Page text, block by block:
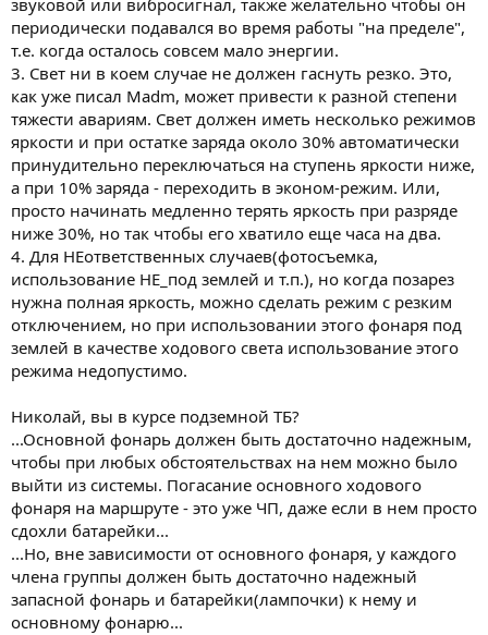
звуковой или вибросигнал, также желательно чтобы он
периодически подавался во время работы "на пределе",
т.е. когда осталось совсем мало энергии.
3. Свет ни в коем случае не должен гаснуть резко. Это,
как уже писал Madm, может привести к разной степени
тяжести авариям. Свет должен иметь несколько режимов
яркости и при остатке заряда около 30% автоматически
принудительно переключаться на ступень яркости ниже,
а при 10% заряда - переходить в эконом-режим. Или,
просто начинать медленно терять яркость при разряде
ниже 30%, но так чтобы его хватило еще часа на два.
4. Для НЕответственных случаев(фотосъемка,
использование НЕ_под землей и т.п.), но когда позарез
нужна полная яркость, можно сделать режим с резким
отключением, но при использовании этого фонаря под
землей в качестве ходового света использование этого
режима недопустимо.
Николай, вы в курсе подземной ТБ?
...Основной фонарь должен быть достаточно надежным,
чтобы при любых обстоятельствах на нем можно было
выйти из системы. Погасание основного ходового
фонаря на маршруте - это уже ЧП, даже если в нем просто
сдохли батарейки...
...Но, вне зависимости от основного фонаря, у каждого
члена группы должен быть достаточно надежный
запасной фонарь и батарейки(лампочки) к нему и
основному фонарю...